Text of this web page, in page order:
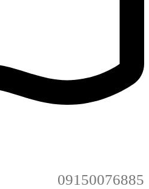
09150076885